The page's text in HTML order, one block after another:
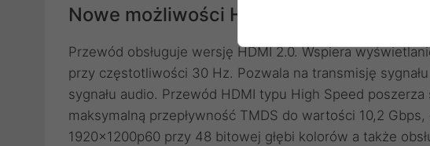
Nowe możliwości HDMI
Przewód obsługuje wersję HDMI 2.0. Wspiera
przy częstotliwości 30 Hz. Pozwala na transmisję
sygnału audio. Przewód HDMI typu High Speed
maksymalną przepływność TMDS do wartości 10,2
1920x1200p60 przy 48 bitowej głębi kolorów a także